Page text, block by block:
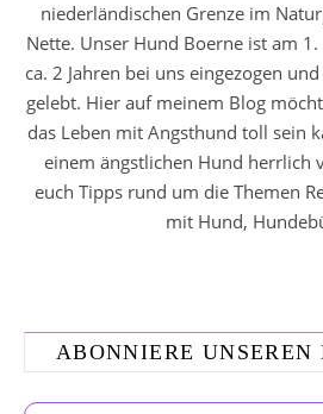
niederländischen Grenze im
Nette. Unser Hund Boerne ist am
ca. 2 Jahren bei uns eingezogen
gelebt. Hier auf meinem Blog
das Leben mit Angsthund toll sein
einem ängstlichen Hund herrlich
euch Tipps rund um die Themen
mit Hund,
ABONNIERE UNSEREN